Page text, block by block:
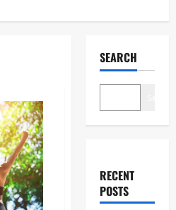
SEARCH
RECENT
POSTS